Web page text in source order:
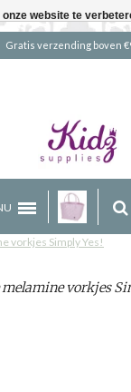
Gratis verzending boven
vorkjes Simply Yes!
melamine vorkjes
website te